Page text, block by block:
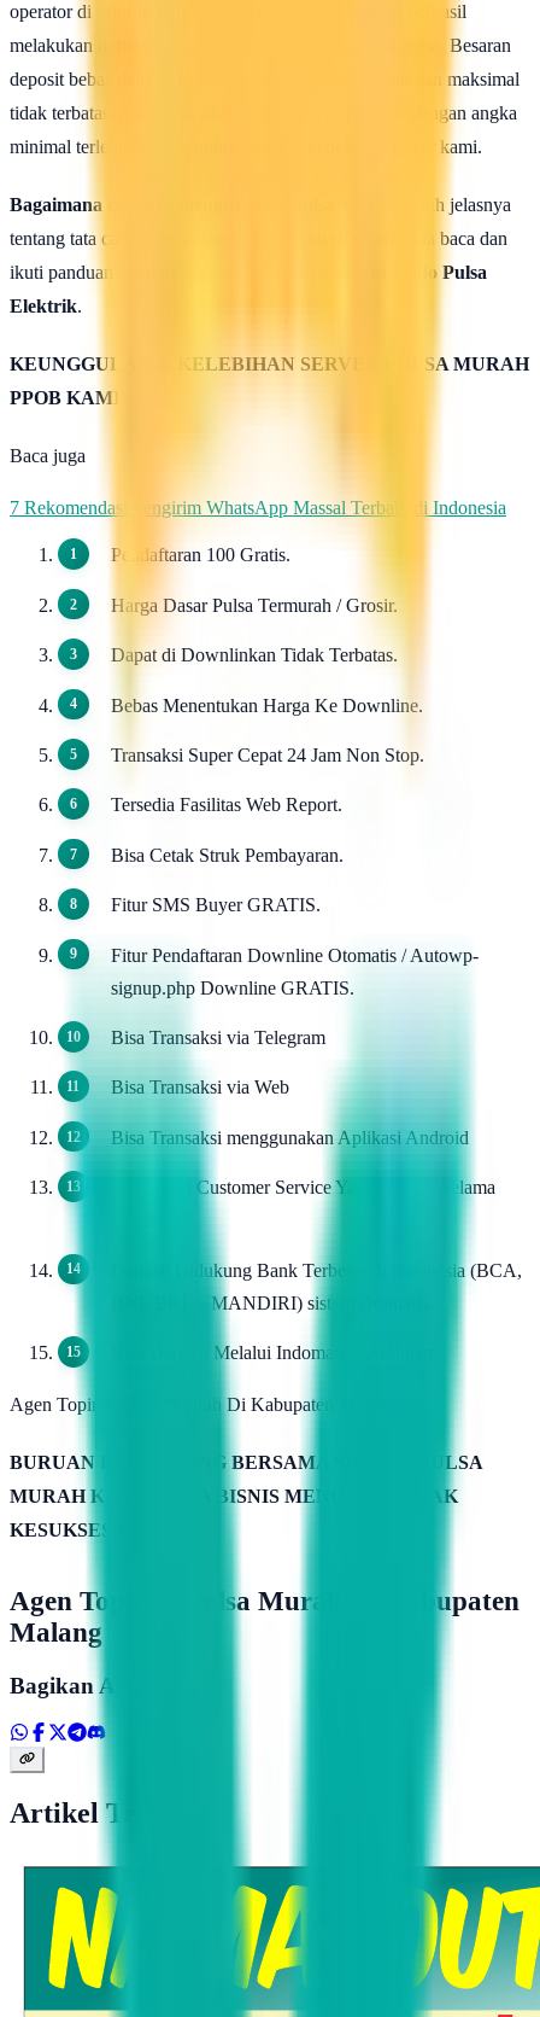
operator di seluruh wilayah Indonesia, maka setelah berhasil
melakukan daftar anda harus mengisi saldo deposit pulsa. Besaran
deposit bebas dengan ketentuan minimal 50rb rupiah dan maksimal
tidak terbatas. Anda bisa isi deposit saldo pulsa anda dengan angka
minimal terlebih dahulu untuk uji coba kehebatan server kami.
Bagaimana caranya mengisi saldo pulsa ?
Untuk lebih jelasnya
tentang tata cara isi saldo deposit pulsa ini silahkan anda baca dan
ikuti panduan yang terdapat di halaman :
Cara isi Saldo Pulsa
Elektrik.
KEUNGGULAN & KELEBIHAN SERVER PULSA MURAH
PPOB KAMI
Baca juga
7 Rekomendasi Pengirim WhatsApp Massal Terbaik di Indonesia
Pendaftaran 100 Gratis.
Harga Dasar Pulsa Termurah / Grosir.
Dapat di Downlinkan Tidak Terbatas.
Bebas Menentukan Harga Ke Downline.
Transaksi Super Cepat 24 Jam Non Stop.
Tersedia Fasilitas Web Report.
Bisa Cetak Struk Pembayaran.
Fitur SMS Buyer GRATIS.
Fitur Pendaftaran Downline Otomatis / Autowp-
signup.php Downline GRATIS.
Bisa Transaksi via Telegram
Bisa Transaksi via Web
Bisa Transaksi menggunakan Aplikasi Android
Dukungan Customer Service Yang Handal Selama
Deposit Didukung Bank Terbesar di Indonesia (BCA,
BNI, BRI & MANDIRI) sistem Otomatis.
Bisa Deposit Melalui Indomaret / Alfamart.
Agen Topindo Pulsa Murah Di Kabupaten Malang
BURUAN BERGABUNG BERSAMA SERVER PULSA
MURAH KAMIMITRA BISNIS MENUJU PUNCAK
KESUKSESAN
Agen Topindo Pulsa Murah Di Kabupaten
Malang
Bagikan Artikel
Artikel Terkait